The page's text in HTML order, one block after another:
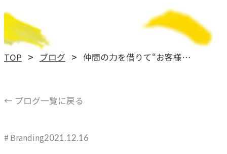
理念経営
TOP ブログ 仲間の力を借りて“お客様満足”を達成するための仕組みとは？
← ブログ一覧に戻る
# Branding2021.12.16